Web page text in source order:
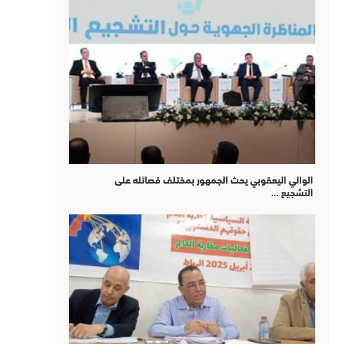
الوالي اليعقوبي يحث الجمهور بمختلف فصائله على
التشجيع …